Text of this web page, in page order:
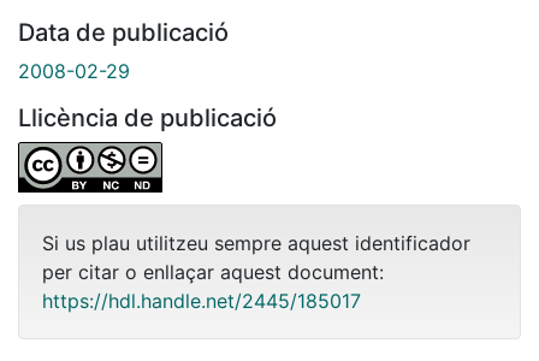
Data de publicació
2008-02-29
Llicència de publicació
Si us plau utilitzeu sempre aquest identificador
per citar o enllaçar aquest document:
https://hdl.handle.net/2445/185017